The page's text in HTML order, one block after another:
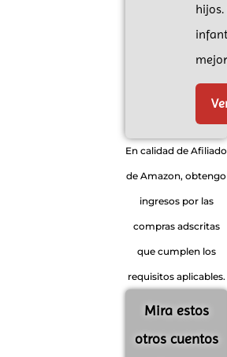
hijos.
En calidad de Afiliado
de Amazon, obtengo
ingresos por las
compras adscritas
que cumplen los
requisitos aplicables.
Mira estos
otros cuentos